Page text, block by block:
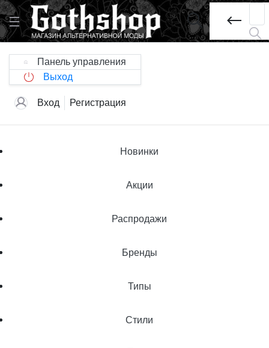
Панель управления
Выход
Вход Регистрация
Новинки
Акции
Распродажи
Бренды
Типы
Стили